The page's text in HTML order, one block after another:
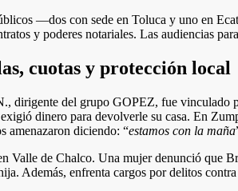
—dos con sede en Toluca y uno en
y poderes notariales. Las audiencias
cuotas y protección local
dirigente del grupo GOPEZ, fue vinculado
dinero para devolverle su casa. En
amenazaron diciendo: “estamos con la maña
Valle de Chalco. Una mujer denunció que
Además, enfrenta cargos por delitos